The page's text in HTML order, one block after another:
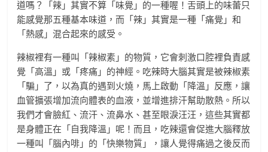
道嗎？「辣」其實不算「味覺」的一種喔！舌頭上的味蕾只
能感覺那五種基本味道，而「辣」其實是一種「痛覺」和
「熱感」混合起來的感受。
辣椒裡有一種叫「辣椒素」的物質，它會刺激口腔裡負責感
覺「高溫」或「疼痛」的神經。吃辣時大腦其實是被辣椒素
「騙」了，以為真的遇到火燒，馬上啟動「降溫」反應，讓
血管擴張增加流向體表的血液，並增進排汗幫助散熱。所以
我們才會臉紅、流汗、流鼻水、甚至眼淚汪汪，這些其實都
是身體正在「自我降溫」呢！而且，吃辣還會促進大腦釋放
一種叫「腦內啡」的「快樂物質」，讓人覺得痛過之後反而